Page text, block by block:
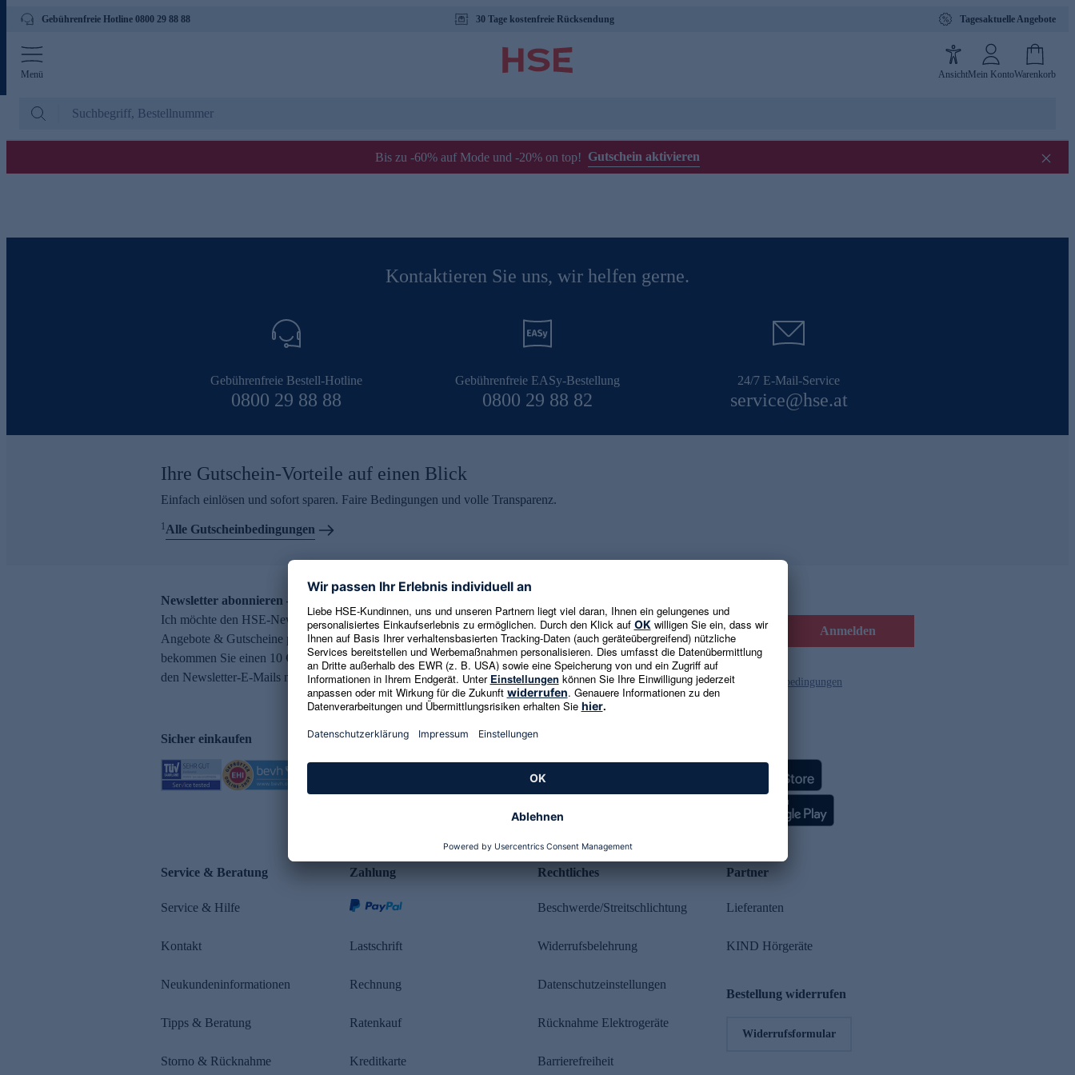
Gebührenfreie Hotline 0800 29 88 88 30 Tage kostenfreie Rücksendung Tagesaktuelle Angebote
Menü AnsichtMein KontoWarenkorb
Bis zu -60% auf Mode und -20% on top! Gutschein aktivieren
Kontaktieren Sie uns, wir helfen gerne.
Gebührenfreie Bestell-Hotline
0800 29 88 88
Gebührenfreie EASy-Bestellung
0800 29 88 82
24/7 E-Mail-Service
service@hse.at
Ihre Gutschein-Vorteile auf einen Blick
Einfach einlösen und sofort sparen. Faire Bedingungen und volle Transparenz.
1Alle Gutscheinbedingungen
Newsletter abonnieren – 10 € Gutschein erhalten
Ich möchte den HSE-Newsletter abonnieren und aktuelle Trends,
Angebote & Gutscheine per E-Mail erhalten. Als Dankeschön
bekommen Sie einen 10 € Gutschein. Eine Abmeldung ist jederzeit in
den Newsletter-E-Mails möglich.
E-Mail-Adresse eingeben Anmelden
Es gelten die Datenschutzrichtlinienund die Gutscheinbedingungen
Sicher einkaufen Kundenbewertung
Service & Beratung
Service & Hilfe
Kontakt
Neukundeninformationen
Tipps & Beratung
Storno & Rücknahme
Zahlung
Lastschrift
Rechnung
Ratenkauf
Kreditkarte
Rechtliches
Beschwerde/Streitschlichtung
Widerrufsbelehrung
Datenschutzeinstellungen
Rücknahme Elektrogeräte
Barrierefreiheit
Partner
Lieferanten
KIND Hörgeräte
Bestellung widerrufen
Widerrufsformular